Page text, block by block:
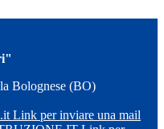
Bolognese (BO)
Link per inviare una mail